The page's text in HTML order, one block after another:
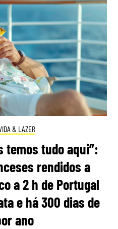
& LAZER
temos tudo aqui”:
rendidos a
a 2 h de Portugal
e há 300 dias de
ano